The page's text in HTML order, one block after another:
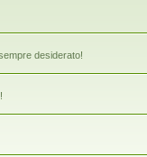
desiderato!